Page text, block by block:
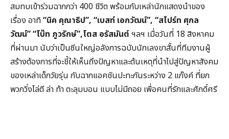
สมทบเข้าร่วมฉากกว่า 400 ชีวิต พร้อมกับเหล่านักแสดงนำของ
เรื่อง อาทิ“นิค คุณาธิป”, “เบสท์ เอกวัฒน์”, “สไปร์ท ศุกล
วัฒน์” “โบ๊ท ภูวรักษ์”,โตส อรัสมันต์ ฯลฯ เมื่อวันที่ 18 สิงหาคม
ที่ผ่านมา นับว่าเป็นซีนใหญ่อลังการฉบับนักเลงขาสั้นที่ทีมงานผู้
สร้างต้องการที่จะชี้ให้เห็นถึงปัญหาและต้นเหตุที่นำไปสู่ปัญหาสังคม
ของเหล่าเด็กวัยรุ่น กับฉากแอคชันปะทะกันระหว่าง 2 แก๊งค์ ที่ยก
พวกวิ่งไล่ตี ล่า ท้า ตะลุมบอน แบบไม่มีถอย เพื่อคนที่รักและศักดิ์ศรี